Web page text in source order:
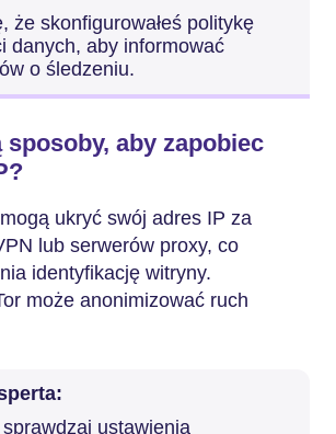
że skonfigurowałeś politykę
danych, aby informować
o śledzeniu.
sposoby, aby zapobiec
ukryć swój adres IP za
lub serwerów proxy, co
identyfikację witryny.
może anonimizować ruch
ustawienia